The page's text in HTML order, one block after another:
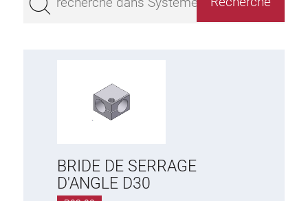
RVS Éléments
Bagues d´Arret, Manchons
Brides à Pivot
Rides Réglables
Chariots Unversels
BRIDE DE SERRAGE
D'ANGLE D30